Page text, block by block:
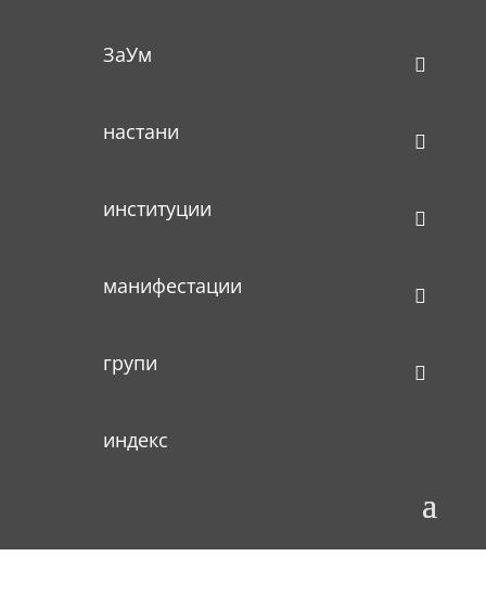
ЗаУм
настани
институции
манифестации
групи
индекс